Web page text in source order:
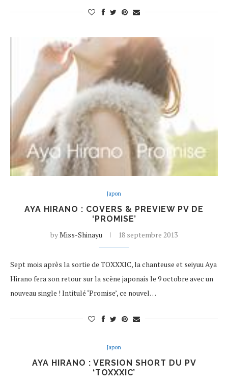
Japon
AYA HIRANO : COVERS & PREVIEW PV DE
‘PROMISE’
byMiss-Shinayu 18 septembre 2013
Sept mois après la sortie de TOXXXIC, la chanteuse et seiyuu Aya
Hirano fera son retour sur la scène japonais le 9 octobre avec un
nouveau single ! Intitulé ‘Promise’, ce nouvel…
Japon
AYA HIRANO : VERSION SHORT DU PV
‘TOXXXIC’